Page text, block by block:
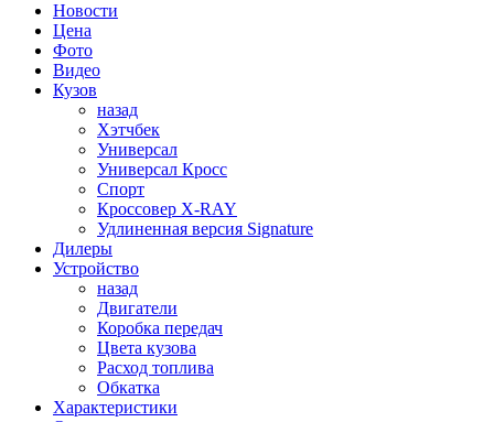
Новости
Цена
Фото
Видео
Кузов
назад
Хэтчбек
Универсал
Универсал Кросс
Спорт
Кроссовер X-RAY
Удлиненная версия Signature
Дилеры
Устройство
назад
Двигатели
Коробка передач
Цвета кузова
Расход топлива
Обкатка
Характеристики